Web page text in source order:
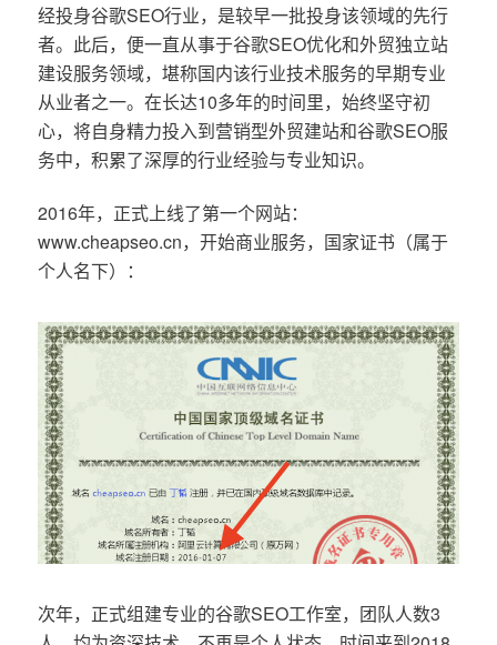
经投身谷歌SEO行业，是较早一批投身该领域的先行
者。此后，便一直从事于谷歌SEO优化和外贸独立站
建设服务领域，堪称国内该行业技术服务的早期专业
从业者之一。在长达10多年的时间里，始终坚守初
心，将自身精力投入到营销型外贸建站和谷歌SEO服
务中，积累了深厚的行业经验与专业知识。
2016年，正式上线了第一个网站：
www.cheapseo.cn，开始商业服务，国家证书（属于
个人名下）：
次年，正式组建专业的谷歌SEO工作室，团队人数3